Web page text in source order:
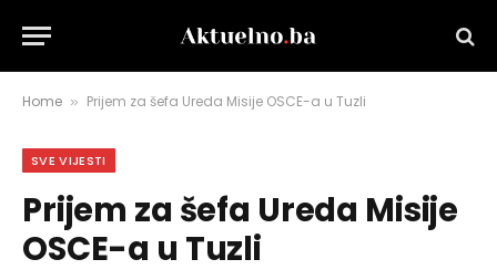
Home » Prijem za šefa Ureda Misije OSCE-a u Tuzli
SVE VIJESTI
Prijem za šefa Ureda Misije
OSCE-a u Tuzli